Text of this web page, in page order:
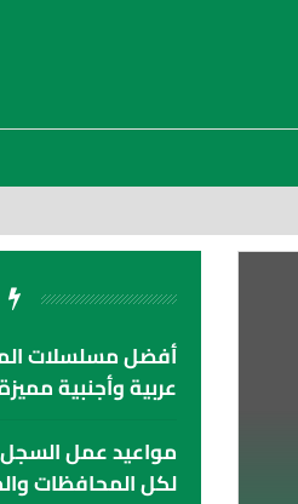
أفضل مسلسلات
عربية وأجنبية
لكل المحافظات